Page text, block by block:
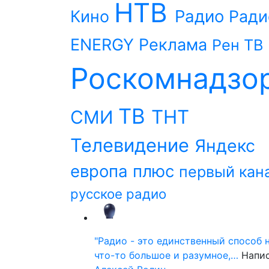
Кино НТВ Радио
ENERGY Реклама Рен ТВ
СМИ ТВ ТНТ
Телевидение Яндекс
европа плюс первый
русское радио
"Радио - это единственный способ
что-то большое и разумное,…